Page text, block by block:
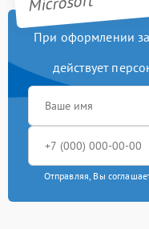
При оформлении
действует
Отправляя, Вы